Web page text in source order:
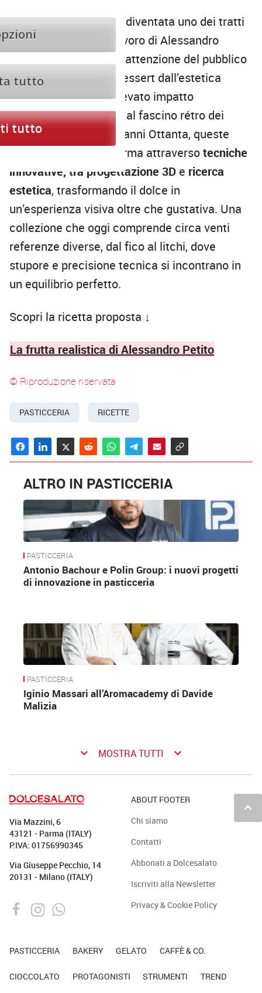
La“frutta realistica”è diventata uno dei tratti
più riconoscibili del lavoro di Alessandro
Petito, conquistando l’attenzione del pubblico
e dei social grazie a dessert dall’estetica
sorprendente e dall’elevato impatto
scenografico. Ispirate al fascino rétro dei
grandi ristoranti degli anni Ottanta, queste
creazioni prendono forma attraversotecniche
innovative, tra progettazione 3D e ricerca
estetica, trasformando il dolce in
un’esperienza visiva oltre che gustativa. Una
collezione che oggi comprende circa venti
referenze diverse, dal fico al litchi, dove
stupore e precisione tecnica si incontrano in
un equilibrio perfetto.
Scopri la ricetta proposta ↓
La frutta realistica di Alessandro Petito
© Riproduzione riservata
PASTICCERIA RICETTE
ALTRO IN PASTICCERIA
PASTICCERIA
Antonio Bachour e Polin Group: i nuovi progetti
di innovazione in pasticceria
PASTICCERIA
Iginio Massari all’Aromacademy di Davide
Malizia
keyboard_arrow_down MOSTRA TUTTI keyboard_arrow_down
keyboard_arrow_up
Via Mazzini, 6
43121 - Parma (ITALY)
P.IVA: 01756990345
Via Giuseppe Pecchio, 14
20131 - Milano (ITALY)
ABOUT FOOTER
Chi siamo
Contatti
Abbonati a Dolcesalato
Iscriviti alla Newsletter
Privacy & Cookie Policy
PASTICCERIA BAKERY GELATO CAFFÈ & CO.
CIOCCOLATO PROTAGONISTI STRUMENTI TREND
tutto
tutto